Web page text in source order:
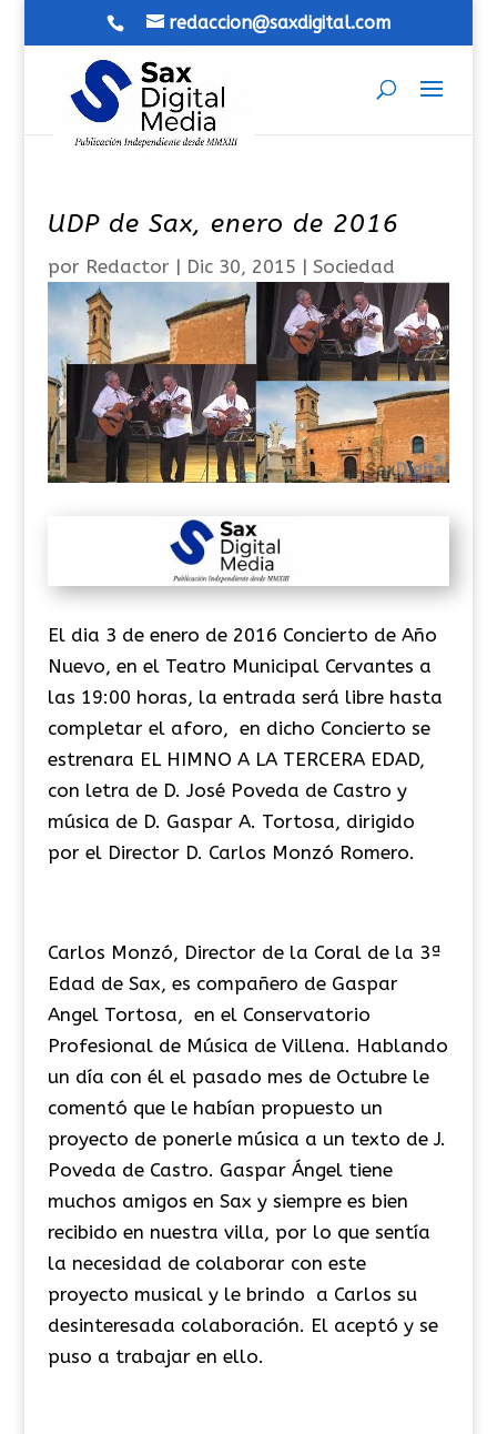
redaccion@saxdigital.com
UDP de Sax, enero de 2016
por Redactor| Dic 30, 2015 | Sociedad
El dia 3 de enero de 2016 Concierto de Año
Nuevo, en el Teatro Municipal Cervantes a
las 19:00 horas, la entrada será libre hasta
completar el aforo, en dicho Concierto se
estrenara EL HIMNO A LA TERCERA EDAD,
con letra de D. José Poveda de Castro y
música de D. Gaspar A. Tortosa, dirigido
por el Director D. Carlos Monzó Romero.
Carlos Monzó, Director de la Coral de la 3ª
Edad de Sax, es compañero de Gaspar
Angel Tortosa, en el Conservatorio
Profesional de Música de Villena. Hablando
un día con él el pasado mes de Octubre le
comentó que le habían propuesto un
proyecto de ponerle música a un texto de J.
Poveda de Castro. Gaspar Ángel tiene
muchos amigos en Sax y siempre es bien
recibido en nuestra villa, por lo que sentía
la necesidad de colaborar con este
proyecto musical y le brindo a Carlos su
desinteresada colaboración. El aceptó y se
puso a trabajar en ello.